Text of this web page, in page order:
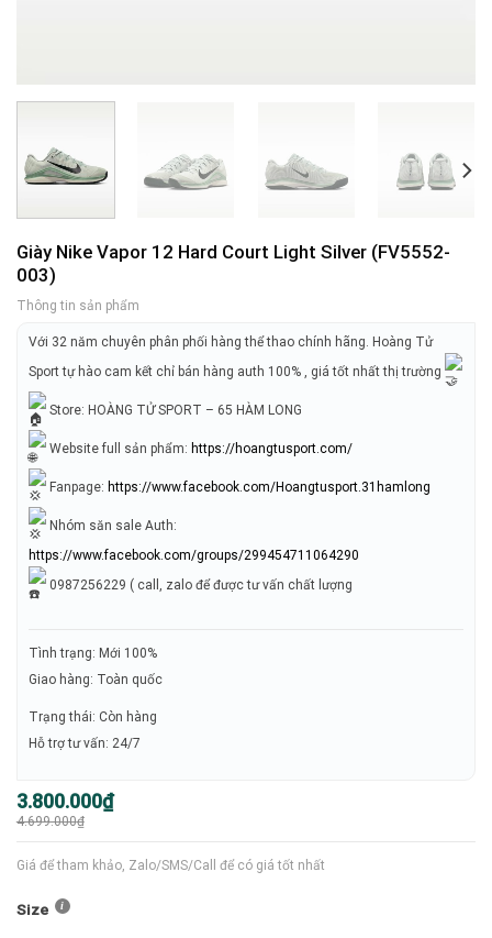
Giày Nike Vapor 12 Hard Court Light Silver (FV5552-
003)
Thông tin sản phẩm
Với 32 năm chuyên phân phối hàng thể thao chính hãng. Hoàng Tử
Sport tự hào cam kết chỉ bán hàng auth 100% , giá tốt nhất thị trường
Store: HOÀNG TỬ SPORT – 65 HÀM LONG
Website full sản phẩm: https://hoangtusport.com/
Fanpage: https://www.facebook.com/Hoangtusport.31hamlong
Nhóm săn sale Auth:
https://www.facebook.com/groups/299454711064290
0987256229 ( call, zalo để được tư vấn chất lượng
Tình trạng: Mới 100%
Giao hàng: Toàn quốc
Trạng thái: Còn hàng
Hỗ trợ tư vấn: 24/7
4.699.000₫
Giá
gốc
là:
3.800.000₫
Giá
hiện
tại
Giá để tham khảo, Zalo/SMS/Call để có giá tốt nhất
Size